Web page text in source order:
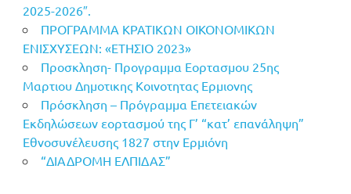
2025-2026″.
ΠΡΟΓΡΑΜΜΑ ΚΡΑΤΙΚΩΝ ΟΙΚΟΝΟΜΙΚΩΝ
ΕΝΙΣΧΥΣΕΩΝ: «ΕΤΗΣΙΟ 2023»
Προσκληση- Προγραμμα Εορτασμου 25ης
Μαρτιου Δημοτικης Κοινοτητας Ερμιονης
Πρόσκληση – Πρόγραμμα Επετειακών
Εκδηλώσεων εορτασμού της Γ’ “κατ’ επανάληψη”
Εθνοσυνέλευσης 1827 στην Ερμιόνη
“ΔΙΑΔΡΟΜΗ ΕΛΠΙΔΑΣ”